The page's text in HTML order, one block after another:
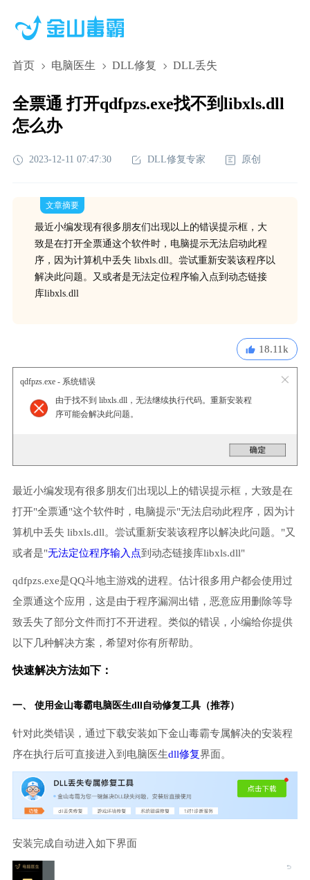
首页 电脑医生 DLL修复 DLL丢失
全票通 打开qdfpzs.exe找不到libxls.dll
怎么办
2023-12-11 07:47:30 DLL修复专家 原创
文章摘要
最近小编发现有很多朋友们出现以上的错误提示框，大
致是在打开全票通这个软件时，电脑提示无法启动此程
序，因为计算机中丢失 libxls.dll。尝试重新安装该程序以
解决此问题。又或者是无法定位程序输入点到动态链接
库libxls.dll
18.11k
qdfpzs.exe - 系统错误
由于找不到 libxls.dll，无法继续执行代码。重新安装程
序可能会解决此问题。
最近小编发现有很多朋友们出现以上的错误提示框，大致是在
打开"全票通"这个软件时，电脑提示"无法启动此程序，因为计
算机中丢失 libxls.dll。尝试重新安装该程序以解决此问题。"又
或者是"无法定位程序输入点到动态链接库libxls.dll"
qdfpzs.exe是QQ斗地主游戏的进程。估计很多用户都会使用过
全票通这个应用，这是由于程序漏洞出错，恶意应用删除等导
致丢失了部分文件而打不开进程。类似的错误，小编给你提供
以下几种解决方案，希望对你有所帮助。
快速解决方法如下：
一、 使用金山毒霸电脑医生dll自动修复工具（推荐）
针对此类错误，通过下载安装如下金山毒霸专属解决的安装程
序在执行后可直接进入到电脑医生dll修复界面。
安装完成自动进入如下界面